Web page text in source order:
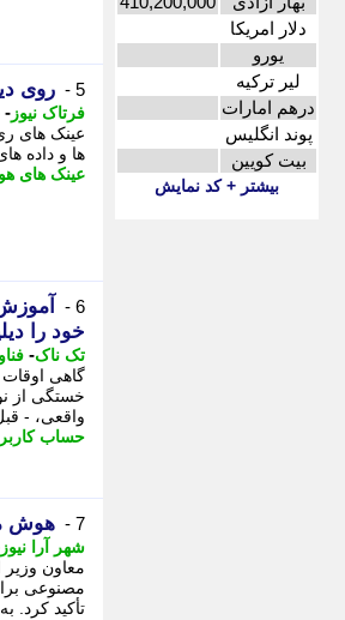
دلار امریکا
یورو
لیر ترکیه
درهم امارات
پوند انگلیس
بیت کویین
بیشتر + کد نمایش
5 - روی
فرتاک نیوز -
عینک های
ها و داده
عینک های
6 -
خود را
تک ناک-
گاهی
خستگی از
واقعی، -
حساب
7 - هوش
شهر آرا نیوز
معاون
مصنوعی
تأکید کرد.